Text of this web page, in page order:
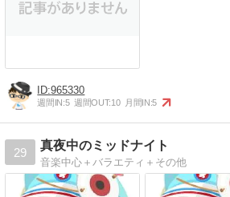
965330
週間IN:5 週間OUT:10 月間IN:5
29
真夜中のミッドナイト
音楽中心＋バラエティ＋その他